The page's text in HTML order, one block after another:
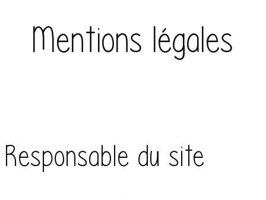
Mentions légales
Responsable du site